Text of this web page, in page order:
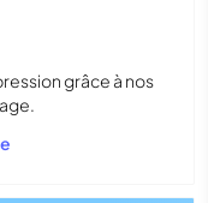
grâce à nos